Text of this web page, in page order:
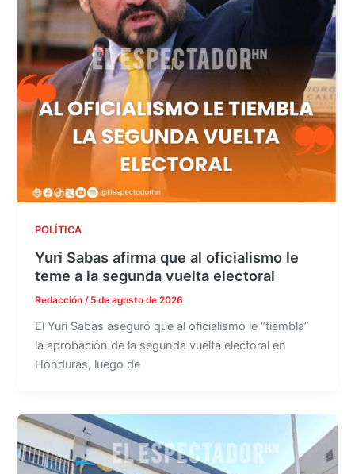
POLÍTICA
Yuri Sabas afirma que al oficialismo le
teme a la segunda vuelta electoral
Redacción / 5 de agosto de 2026
El Yuri Sabas aseguró que al oficialismo le “tiembla”
la aprobación de la segunda vuelta electoral en
Honduras, luego de